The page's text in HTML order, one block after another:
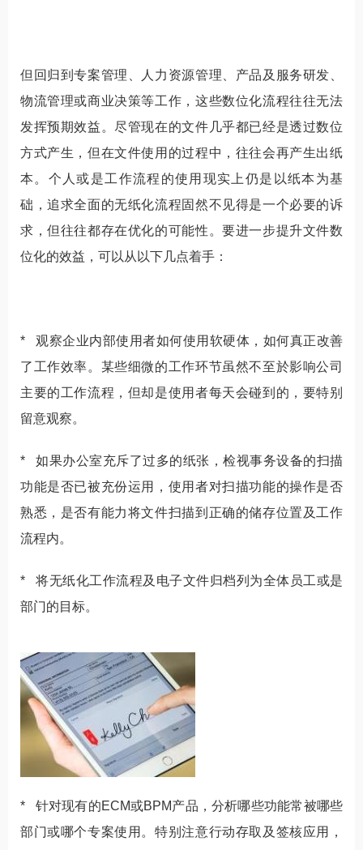
但回归到专案管理、人力资源管理、产品及服务研发、
物流管理或商业决策等工作，这些数位化流程往往无法
发挥预期效益。尽管现在的文件几乎都已经是透过数位
方式产生，但在文件使用的过程中，往往会再产生出纸
本。个人或是工作流程的使用现实上仍是以纸本为基
础，追求全面的无纸化流程固然不见得是一个必要的诉
求，但往往都存在优化的可能性。要进一步提升文件数
位化的效益，可以从以下几点着手：
* 观察企业内部使用者如何使用软硬体，如何真正改善
了工作效率。某些细微的工作环节虽然不至於影响公司
主要的工作流程，但却是使用者每天会碰到的，要特别
留意观察。
* 如果办公室充斥了过多的纸张，检视事务设备的扫描
功能是否已被充份运用，使用者对扫描功能的操作是否
熟悉，是否有能力将文件扫描到正确的储存位置及工作
流程内。
* 将无纸化工作流程及电子文件归档列为全体员工或是
部门的目标。
* 针对现有的ECM或BPM产品，分析哪些功能常被哪些
部门或哪个专案使用。特别注意行动存取及签核应用，